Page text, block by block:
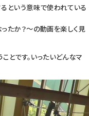
という意味で使われている
たか？～の動画を楽しく見
とです。いったいどんなマ